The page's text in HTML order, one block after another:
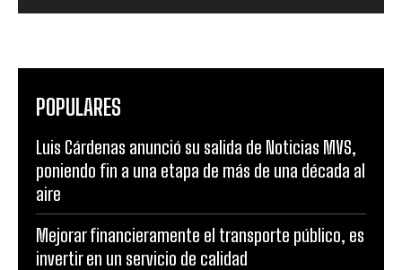
POPULARES
Luis Cárdenas anunció su salida de Noticias MVS,
poniendo fin a una etapa de más de una década al
aire
Mejorar financieramente el transporte público, es
invertir en un servicio de calidad